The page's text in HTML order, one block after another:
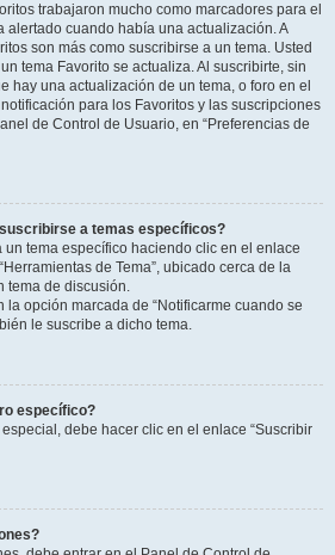
trabajaron mucho como marcadores para el
alertado cuando había una actualización. A
son más como suscribirse a un tema. Usted
tema Favorito se actualiza. Al suscribirte, sin
hay una actualización de un tema, o foro en el
para los Favoritos y las suscripciones
de Control de Usuario, en “Preferencias de
a temas específicos?
un tema específico haciendo clic en el enlace
de Tema”, ubicado cerca de la
tema de discusión.
la opción marcada de “Notificarme cuando se
le suscribe a dicho tema.
específico?
debe hacer clic en el enlace “Suscribir